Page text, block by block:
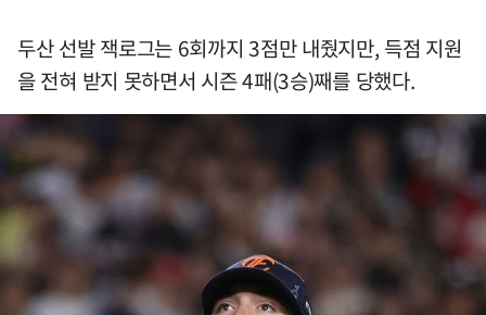
두산 선발 잭로그는 6회까지 3점만 내줬지만, 득점 지원
을 전혀 받지 못하면서 시즌 4패(3승)째를 당했다.